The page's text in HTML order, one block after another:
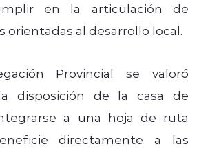
en la articulación de
orientadas al desarrollo local.
Provincial se valoró
disposición de la casa de
a una hoja de ruta
directamente a las